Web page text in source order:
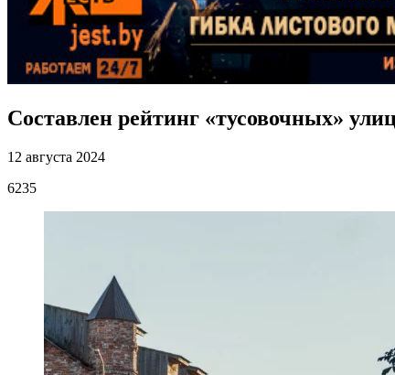
Составлен рейтинг «тусовочных»
12 августа 2024
6235